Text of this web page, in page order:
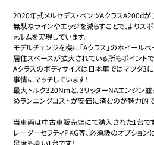
2020年式メルセデス・ベンツAクラスA200dが
無駄なラインやエッジを減らすことで、よりス
ォルムを実現しています。
モデルチェンジを機に「Aクラス」のホイール
居住スペースが拡大されている所もポイントで
Aクラスのボディサイズは日本車ではマツダ3
事情にマッチしています！
最大トルク320Nmと、3リッターNAエンジン
めランニングコストが安価に済むのが魅力的で
当車両は中古車販売店にて購入された1台です
レーダーセフティPKG等、必須級のオプショ